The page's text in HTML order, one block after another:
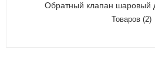
Обратный клапан шаровый
Товаров (2)